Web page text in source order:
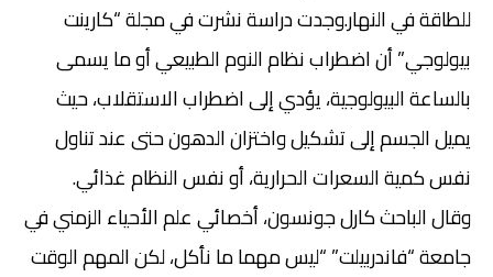
للطاقة في النهار.وجدت دراسة نشرت في مجلة “كارينت
بيولوجي” أن اضطراب نظام النوم الطبيعي أو ما يسمى
بالساعة البيولوجية، يؤدي إلى اضطراب الاستقلاب، حيث
يميل الجسم إلى تشكيل واختزان الدهون حتى عند تناول
نفس كمية السعرات الحرارية، أو نفس النظام غذائي.
وقال الباحث كارل جونسون، أخصائي علم الأحياء الزمني في
جامعة “فاندربيلت” “ليس مهما ما نأكل، لكن المهم الوقت